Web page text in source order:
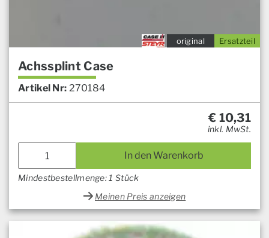
Ersatzteil
original
Achssplint Case
Artikel Nr: 270184
€ 10,31
inkl. MwSt.
In den Warenkorb
Mindestbestellmenge: 1 Stück
Meinen Preis anzeigen